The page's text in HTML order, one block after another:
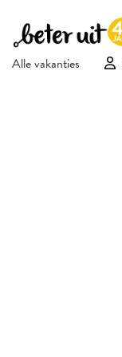
Alle vakanties